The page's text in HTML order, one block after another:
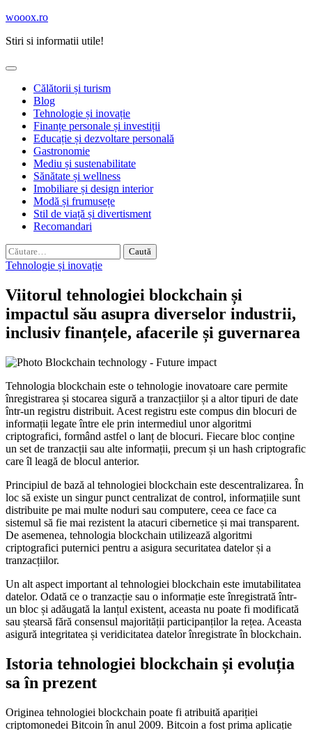
Skip
content
wooox.ro
Stiri si informatii utile!
Călătorii și turism
Blog
Tehnologie și inovație
Finanțe personale și investiții
Educație și dezvoltare personală
Gastronomie
Mediu și sustenabilitate
Sănătate și wellness
Imobiliare și design interior
Modă și frumusețe
Stil de viață și divertisment
Recomandari
Caută
după:
Tehnologie și inovație
Viitorul tehnologiei blockchain și
impactul său asupra diverselor industrii,
inclusiv finanțele, afacerile și guvernarea
Tehnologia blockchain este o tehnologie inovatoare care permite
înregistrarea și stocarea sigură a tranzacțiilor și a altor tipuri de date
într-un registru distribuit. Acest registru este compus din blocuri de
informații legate între ele prin intermediul unor algoritmi
criptografici, formând astfel o lanț de blocuri. Fiecare bloc conține
un set de tranzacții sau alte informații, precum și un hash criptografic
care îl leagă de blocul anterior.
Principiul de bază al tehnologiei blockchain este descentralizarea. În
loc să existe un singur punct centralizat de control, informațiile sunt
distribuite pe mai multe noduri sau computere, ceea ce face ca
sistemul să fie mai rezistent la atacuri cibernetice și mai transparent.
De asemenea, tehnologia blockchain utilizează algoritmi
criptografici puternici pentru a asigura securitatea datelor și a
tranzacțiilor.
Un alt aspect important al tehnologiei blockchain este imutabilitatea
datelor. Odată ce o tranzacție sau o informație este înregistrată într-
un bloc și adăugată la lanțul existent, aceasta nu poate fi modificată
sau ștearsă fără consensul majorității participanților la rețea. Aceasta
asigură integritatea și veridicitatea datelor înregistrate în blockchain.
Istoria tehnologiei blockchain și evoluția
sa în prezent
Originea tehnologiei blockchain poate fi atribuită apariției
criptomonedei Bitcoin în anul 2009. Bitcoin a fost prima aplicație